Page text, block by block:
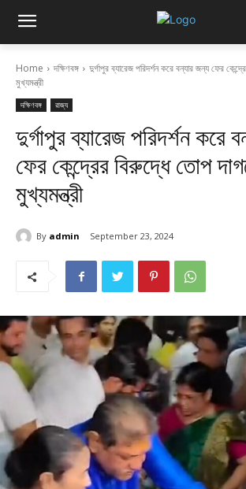
Home দক্ষিণবঙ্গ
দুর্গাপুর ব্যারেজ পরিদর্শন করে বন্যার জন্য ফের
মুখ্যমন্ত্রী
দক্ষিণবঙ্গ রাজ্য
দুর্গাপুর ব্যারেজ পরিদর্শন করে
ফের কেন্দ্রের বিরুদ্ধে তোপ
মুখ্যমন্ত্রী
By admin September 23, 2024